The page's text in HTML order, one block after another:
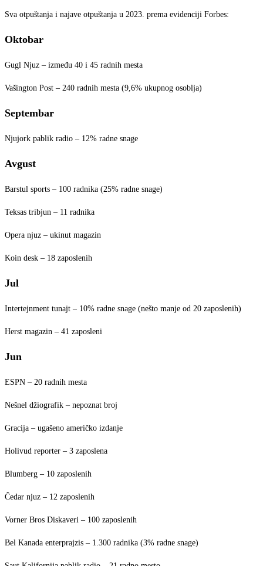
Sva otpuštanja i najave otpuštanja u 2023. prema evidenciji Forbes:
Oktobar
Gugl Njuz – između 40 i 45 radnih mesta
Vašington Post – 240 radnih mesta (9,6% ukupnog osoblja)
Septembar
Njujork pablik radio – 12% radne snage
Avgust
Barstul sports – 100 radnika (25% radne snage)
Teksas tribjun – 11 radnika
Opera njuz – ukinut magazin
Koin desk – 18 zaposlenih
Jul
Intertejnment tunajt – 10% radne snage (nešto manje od 20 zaposlenih)
Herst magazin – 41 zaposleni
Jun
ESPN – 20 radnih mesta
Nešnel džiografik – nepoznat broj
Gracija – ugašeno američko izdanje
Holivud reporter – 3 zaposlena
Blumberg – 10 zaposlenih
Čedar njuz – 12 zaposlenih
Vorner Bros Diskaveri – 100 zaposlenih
Bel Kanada enterprajzis – 1.300 radnika (3% radne snage)